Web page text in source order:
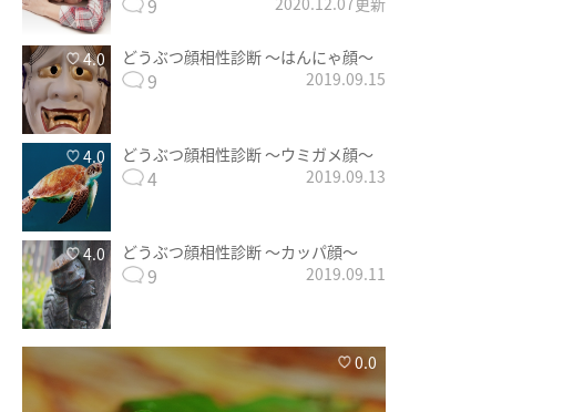
9
4.0 どうぶつ顔相性診断 〜はんにゃ顔〜
9 2019.09.15
4.0 どうぶつ顔相性診断 〜ウミガメ顔〜
4 2019.09.13
4.0 どうぶつ顔相性診断 〜カッパ顔〜
9 2019.09.11
0.0